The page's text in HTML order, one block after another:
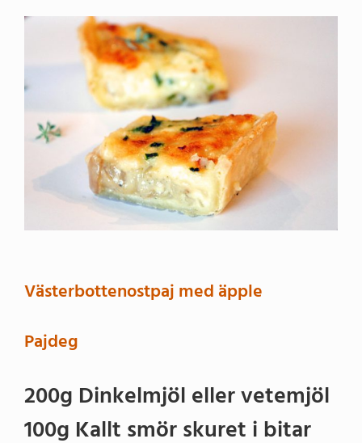
Västerbottenostpaj med äpple
Pajdeg
200g Dinkelmjöl eller vetemjöl
100g Kallt smör skuret i bitar